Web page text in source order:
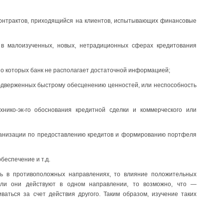
приходящийся на клиентов, испытывающих финансовые
малоизученных, новых, нетрадиционных сферах кредитования
которых банк не располагает достаточной информацией;
быстрому обесценению ценностей, или неспособность
эк-го обоснования кредитной сделки и коммерческого или
по предоставлению кредитов и формированию портфеля
и т.д.
в противоположных направлениях, то влияние положительных
они действуют в одном направ­лении, то возможно, что —
за счет действия другого. Таким образом, изучение таких